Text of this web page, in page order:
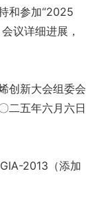
和参加“2025
议详细进展，
创新大会组委会
二五年六月六日
2013（添加